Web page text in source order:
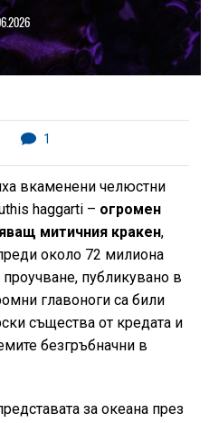
1
вкаменени челюстни
haggarti – огромен
митичния кракен,
около 72 милиона
публикувано в
главоноги са били
същества от кредата и
безгръбначни в
за океана през